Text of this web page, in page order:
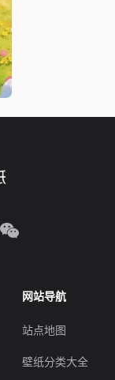
网站导航
站点地图
壁纸分类大全